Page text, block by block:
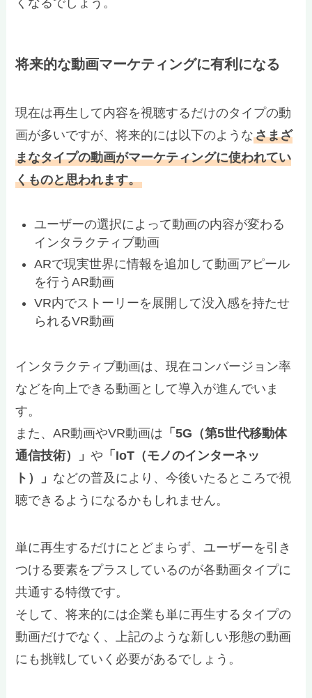
将来的な動画マーケティングに有利になる
現在は再生して内容を視聴するだけのタイプの動
画が多いですが、将来的には以下のようなさまざ
まなタイプの動画がマーケティングに使われてい
くものと思われます。
ユーザーの選択によって動画の内容が変わる
インタラクティブ動画
ARで現実世界に情報を追加して動画アピール
を行うAR動画
VR内でストーリーを展開して没入感を持たせ
られるVR動画
インタラクティブ動画は、現在コンバージョン率
などを向上できる動画として導入が進んでいま
す。
また、AR動画やVR動画は 「5G（第5世代移動体
通信技術）」や 「IoT（モノのインターネッ
ト）」 などの普及により、今後いたるところで視
聴できるようになるかもしれません。
単に再生するだけにとどまらず、ユーザーを引き
つける要素をプラスしているのが各動画タイプに
共通する特徴です。
そして、将来的には企業も単に再生するタイプの
動画だけでなく、上記のような新しい形態の動画
にも挑戦していく必要があるでしょう。